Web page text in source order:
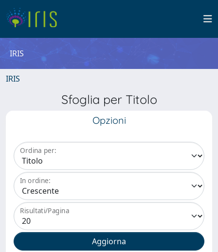
IRIS
IRIS
Sfoglia per Titolo
Opzioni
Ordina per:
In ordine:
Risultati/Pagina